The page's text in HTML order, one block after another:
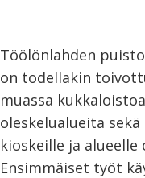
Töölönlahden
on todellakin
muassa
oleskelualueita
kioskeille ja
Ensimmäiset työt